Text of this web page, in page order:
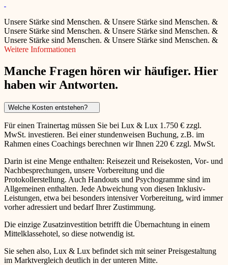
Unsere Stärke sind Menschen. & Unsere Stärke sind Menschen. &
Unsere Stärke sind Menschen. & Unsere Stärke sind Menschen. &
Unsere Stärke sind Menschen. & Unsere Stärke sind Menschen. &
Weitere Informationen
Manche Fragen hören wir häufiger. Hier
haben wir Antworten.
Welche Kosten entstehen?
Für einen Trainertag müssen Sie bei Lux & Lux 1.750 € zzgl.
MwSt. investieren. Bei einer stundenweisen Buchung, z.B. im
Rahmen eines Coachings berechnen wir Ihnen 220 € zzgl. MwSt.
Darin ist eine Menge enthalten: Reisezeit und Reisekosten, Vor- und
Nachbesprechungen, unsere Vorbereitung und die
Protokollerstellung. Auch Handouts und Psychogramme sind im
Allgemeinen enthalten. Jede Abweichung von diesen Inklusiv-
Leistungen, etwa bei besonders intensiver Vorbereitung, wird immer
vorher adressiert und bedarf Ihrer Zustimmung.
Die einzige Zusatzinvestition betrifft die Übernachtung in einem
Mittelklassehotel, so diese notwendig ist.
Sie sehen also, Lux & Lux befindet sich mit seiner Preisgestaltung
im Marktvergleich deutlich in der unteren Mitte.